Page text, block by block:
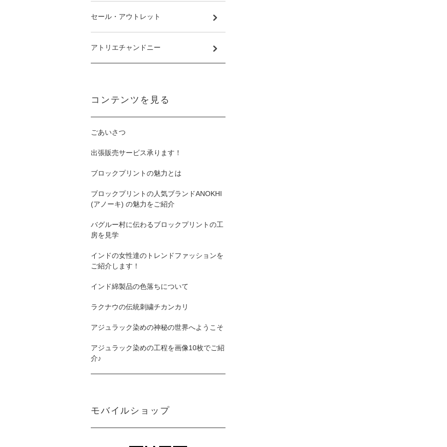
セール・アウトレット
アトリエチャンドニー
コンテンツを見る
ごあいさつ
出張販売サービス承ります！
ブロックプリントの魅力とは
ブロックプリントの人気ブランドANOKHI
(アノーキ) の魅力をご紹介
バグルー村に伝わるブロックプリントの工
房を見学
インドの女性達のトレンドファッションを
ご紹介します！
インド綿製品の色落ちについて
ラクナウの伝統刺繍チカンカリ
アジュラック染めの神秘の世界へようこそ
アジュラック染めの工程を画像10枚でご紹
介♪
モバイルショップ